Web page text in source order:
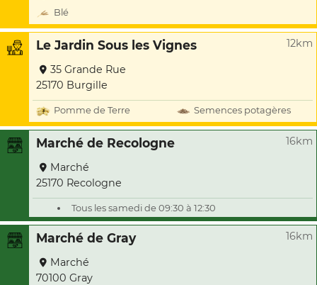
Blé
Le Jardin Sous les Vignes 12km
35 Grande Rue
25170 Burgille
Pomme de Terre Semences potagères
Marché de Recologne 16km
Marché
25170 Recologne
Tous les samedi de 09:30 à 12:30
Marché de Gray 16km
Marché
70100 Gray